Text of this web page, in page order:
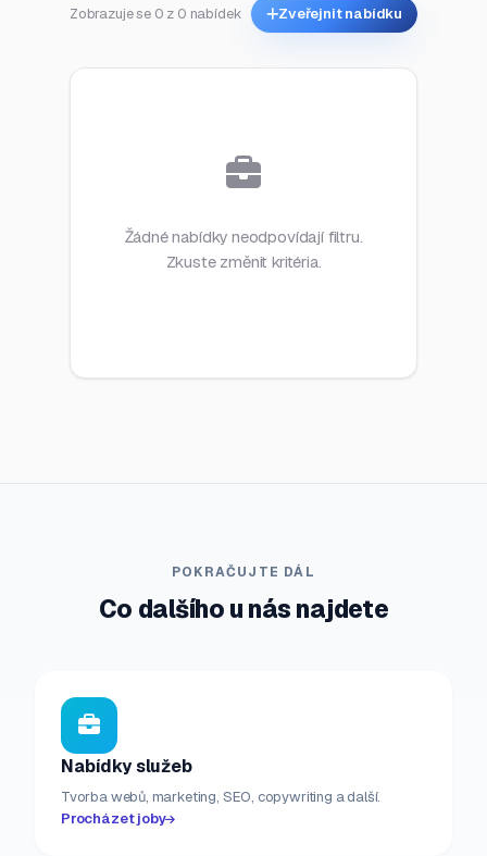
Zobrazuje se 0 z 0 nabídek Zveřejnit nabídku
Žádné nabídky neodpovídají filtru.
Zkuste změnit kritéria.
POKRAČUJTE DÁL
Co dalšího u nás najdete
Nabídky služeb
Tvorba webů, marketing, SEO, copywriting a další.
Procházet joby